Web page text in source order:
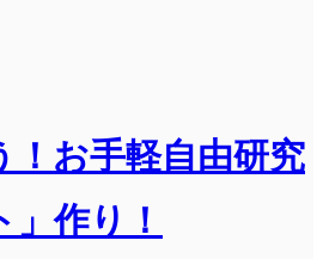
！お手軽自由研究
」作り！